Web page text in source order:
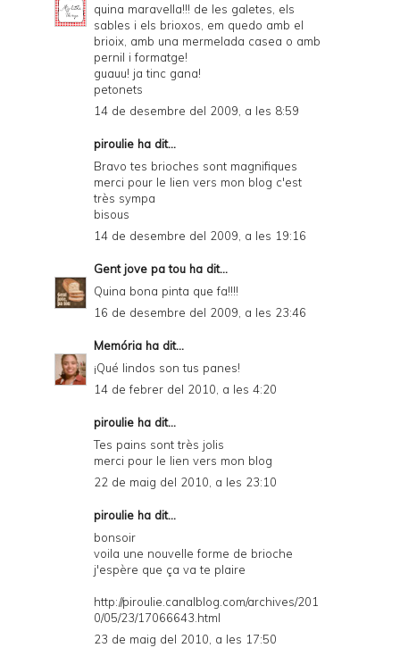
quina maravella!!! de les galetes, els
sables i els brioxos, em quedo amb el
brioix, amb una mermelada casea o amb
pernil i formatge!
guauu! ja tinc gana!
petonets
14 de desembre del 2009, a les 8:59
piroulie ha dit...
Bravo tes brioches sont magnifiques
merci pour le lien vers mon blog c'est
très sympa
bisous
14 de desembre del 2009, a les 19:16
Gent jove pa tou ha dit...
Quina bona pinta que fa!!!!
16 de desembre del 2009, a les 23:46
Memória ha dit...
¡Qué lindos son tus panes!
14 de febrer del 2010, a les 4:20
piroulie ha dit...
Tes pains sont très jolis
merci pour le lien vers mon blog
22 de maig del 2010, a les 23:10
piroulie ha dit...
bonsoir
voila une nouvelle forme de brioche
j'espère que ça va te plaire
http://piroulie.canalblog.com/archives/201
0/05/23/17066643.html
23 de maig del 2010, a les 17:50